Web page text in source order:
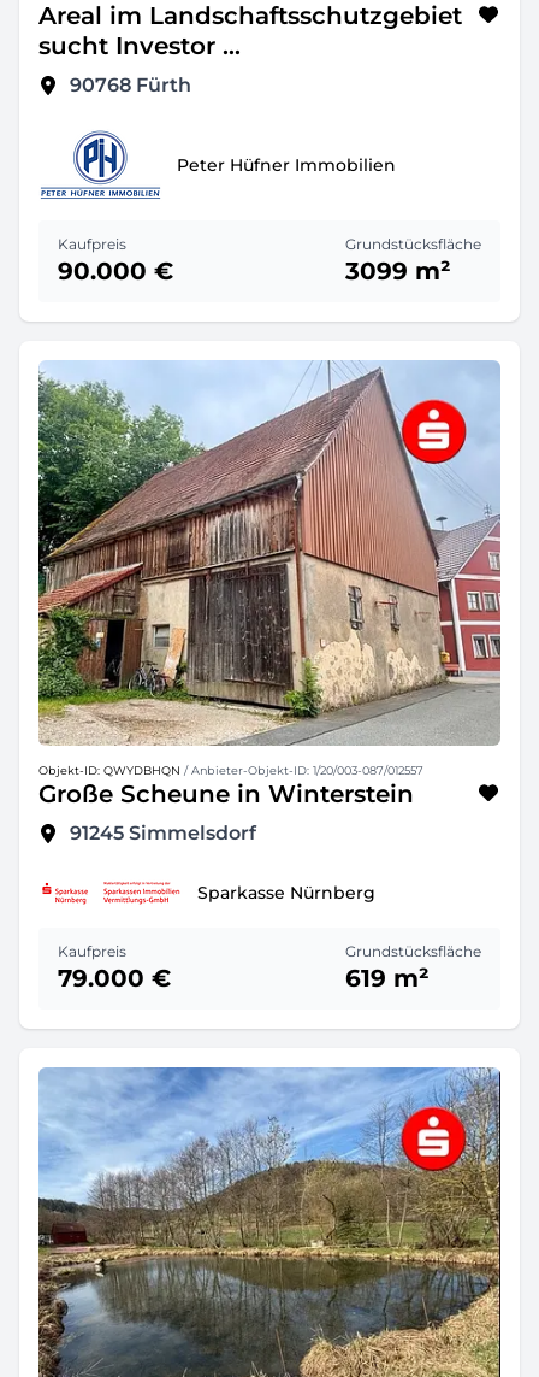
Areal im Landschaftsschutzgebiet
sucht Investor ...
90768 Fürth
Peter Hüfner Immobilien
Kaufpreis
90.000 €
Grundstücksfläche
3099 m²
Objekt-ID: QWYDBHQN / Anbieter-Objekt-ID: 1/20/003-087/012557
Große Scheune in Winterstein
91245 Simmelsdorf
Sparkasse Nürnberg
Kaufpreis
79.000 €
Grundstücksfläche
619 m²